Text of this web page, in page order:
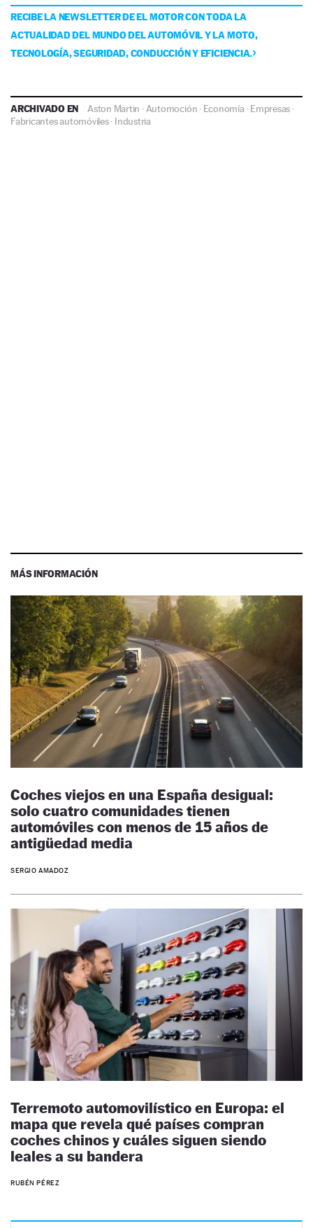
RECIBE LA NEWSLETTER DE EL MOTOR CON TODA LA
ACTUALIDAD DEL MUNDO DEL AUTOMÓVIL Y LA MOTO,
TECNOLOGÍA, SEGURIDAD, CONDUCCIÓN Y EFICIENCIA.
ARCHIVADO EN Aston Martin · Automoción · Economía·Empresas ·
Fabricantes automóviles· Industria
MÁS INFORMACIÓN
Coches viejos en una España desigual:
solo cuatro comunidades tienen
automóviles con menos de 15 años de
antigüedad media
SERGIO AMADOZ
Terremoto automovilístico en Europa: el
mapa que revela qué países compran
coches chinos y cuáles siguen siendo
leales a su bandera
RUBÉN PÉREZ